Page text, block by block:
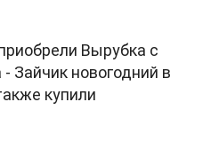
Вырубка с
Зайчик новогодний в
купили